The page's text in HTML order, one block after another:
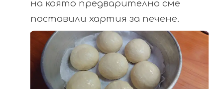
на която предварително сме
поставили хартия за печене.